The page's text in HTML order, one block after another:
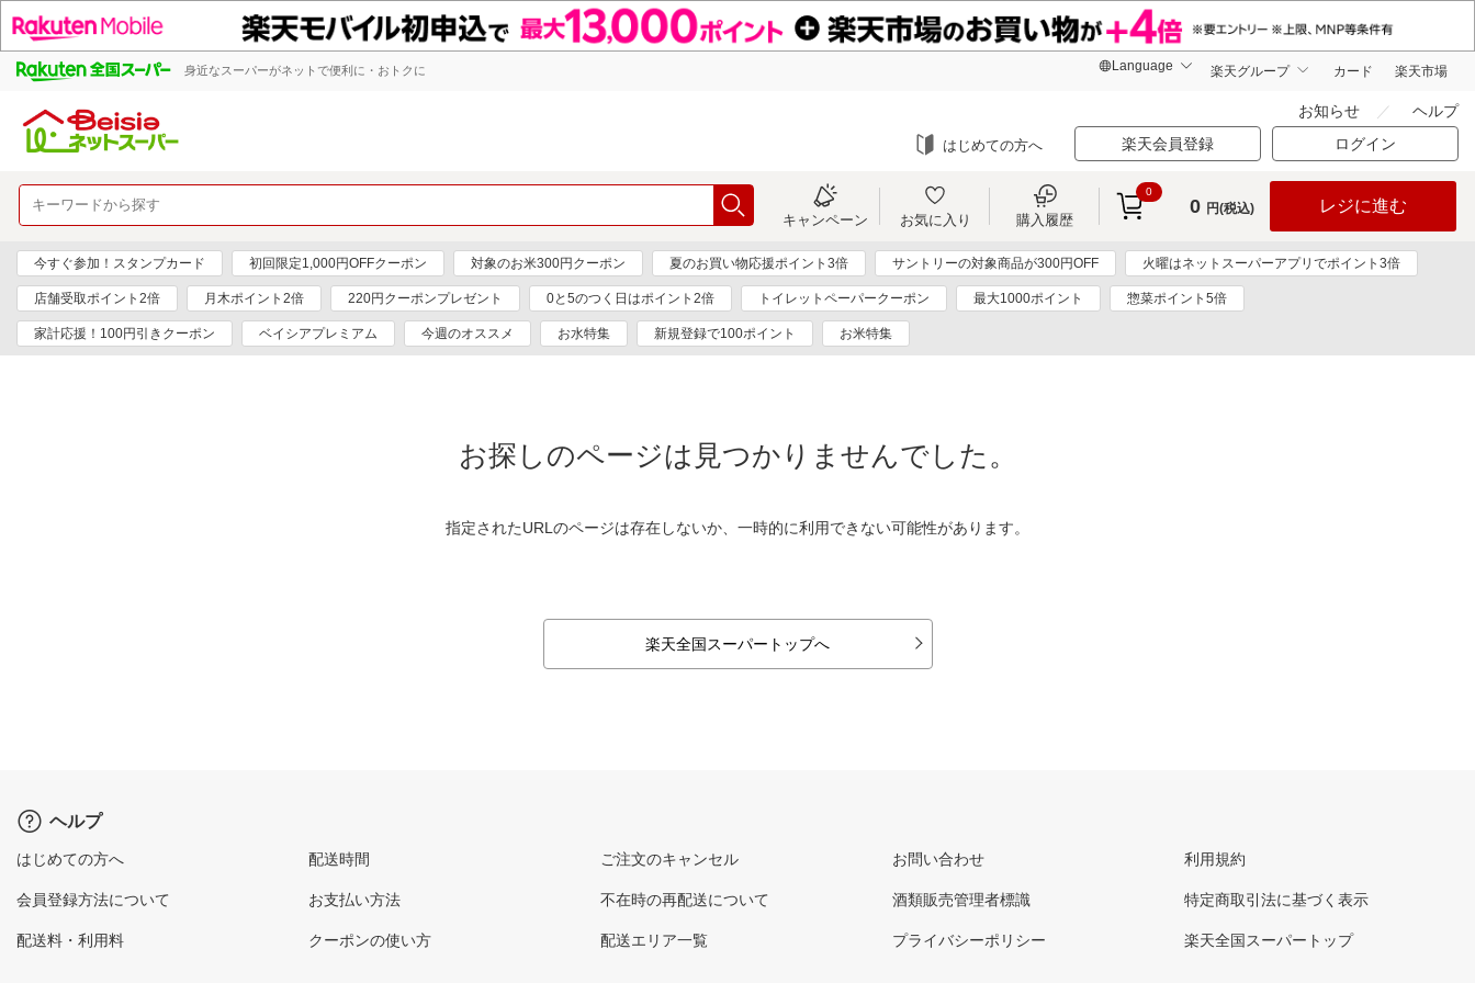
身近なスーパーがネットで便利に・おトクに 楽天グループ カード 楽天市場
お知らせ ヘルプ
はじめての方へ 楽天会員登録 ログイン
キャンペーン お気に入り 購入履歴
0
0 円(税込) レジに進む
今すぐ参加！スタンプカード 初回限定1,000円OFFクーポン 対象のお米300円クーポン 夏のお買い物応援ポイント3倍 サントリーの対象商品が300円OFF 火曜はネットスーパーアプリでポイント3倍
店舗受取ポイント2倍 月木ポイント2倍 220円クーポンプレゼント 0と5のつく日はポイント2倍 トイレットペーパークーポン 最大1000ポイント 惣菜ポイント5倍
家計応援！100円引きクーポン ベイシアプレミアム 今週のオススメ お水特集 新規登録で100ポイント お米特集
お探しのページは見つかりませんでした。
指定されたURLのページは存在しないか、一時的に利用できない可能性があります。
楽天全国スーパートップへ
ヘルプ
はじめての方へ
会員登録方法について
配送料・利用料
配送時間
お支払い方法
クーポンの使い方
ご注文のキャンセル
不在時の再配送について
配送エリア一覧
お問い合わせ
酒類販売管理者標識
プライバシーポリシー
利用規約
特定商取引法に基づく表示
楽天全国スーパートップ